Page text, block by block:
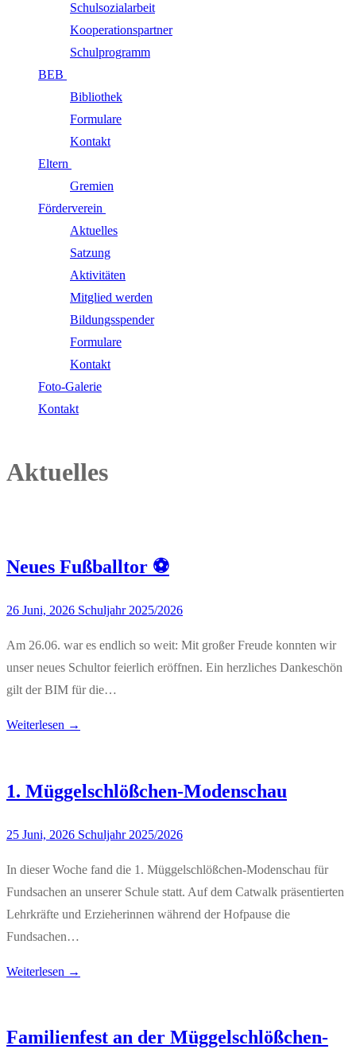
Schulsozialarbeit
Kooperationspartner
Schulprogramm
BEB
Bibliothek
Formulare
Kontakt
Eltern
Gremien
Förderverein
Aktuelles
Satzung
Aktivitäten
Mitglied werden
Bildungsspender
Formulare
Kontakt
Foto-Galerie
Kontakt
Aktuelles
Neues Fußballtor ⚽
26 Juni, 2026 Schuljahr 2025/2026
Am 26.06. war es endlich so weit: Mit großer Freude konnten wir
unser neues Schultor feierlich eröffnen. Ein herzliches Dankeschön
gilt der BIM für die…
Weiterlesen →
1. Müggelschlößchen-Modenschau
25 Juni, 2026 Schuljahr 2025/2026
In dieser Woche fand die 1. Müggelschlößchen-Modenschau für
Fundsachen an unserer Schule statt. Auf dem Catwalk präsentierten
Lehrkräfte und Erzieherinnen während der Hofpause die
Fundsachen…
Weiterlesen →
Familienfest an der Müggelschlößchen-